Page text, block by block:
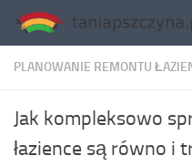
Skip to content
PLANOWANIE REMONTU
Jak kompleksowo
łazience są równo i